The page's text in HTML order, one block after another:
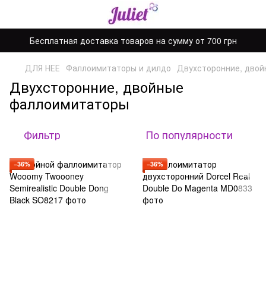
Бесплатная доставка товаров на сумму от 700 грн
ДЛЯ НЕЕ Фаллоимитаторы и дилдо Двухсторонние,
Двухсторонние, двойные
фаллоимитаторы
Фильтр По популярности
−36% −36%